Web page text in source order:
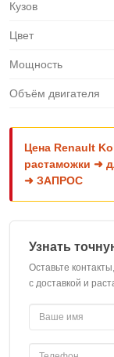
Кузов
Цвет
Мощность
Объём двигателя
Цена Renault
растаможки ➜
➜ ЗАПРОС
Узнать
Оставьте
с доставкой и